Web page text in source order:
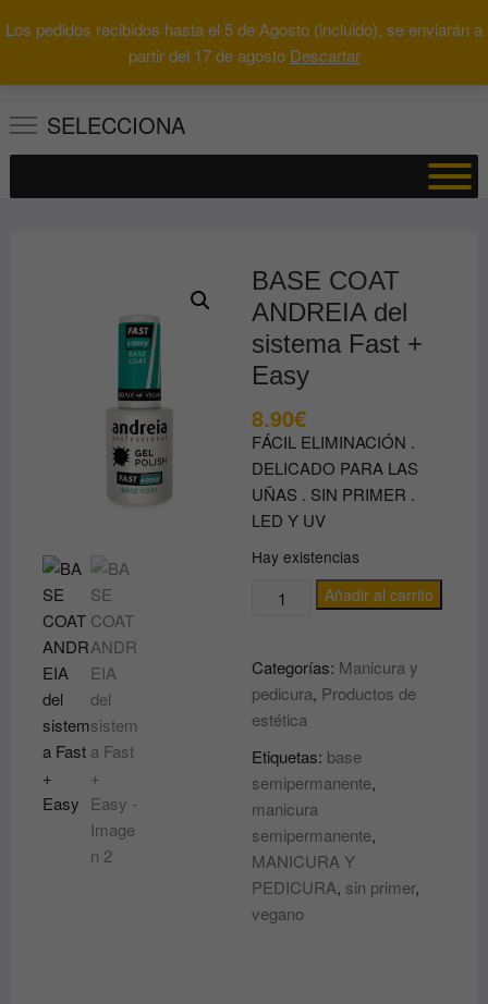
Los pedidos recibidos hasta el 5 de Agosto (incluido), se enviarán a
partir del 17 de agosto Descartar
al
Buscar
0 Total
SELECCIONA
BASE COAT
ANDREIA del
sistema Fast +
Easy
8.90€
FÁCIL ELIMINACIÓN .
DELICADO PARA LAS
UÑAS . SIN PRIMER .
LED Y UV
Hay existencias
BASE
del
sistema
Fast
+
Easy
cantidad
Añadir al carrito
Categorías: Manicura y
pedicura, Productos de
estética
Etiquetas: base
semipermanente,
manicura
semipermanente,
MANICURA Y
PEDICURA, sin primer,
vegano